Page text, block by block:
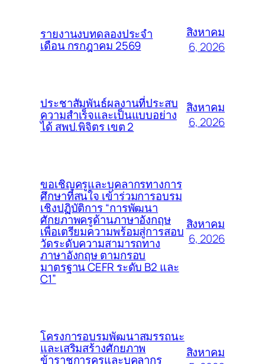
รายงานงบทดลองประจำ
เดือน กรกฎาคม 2569
สิงหาคม
6, 2026
ประชาสัมพันธ์ผลงานที่ประสบ
ความสำเร็จและเป็นแบบอย่าง
ได้ สพป.พิจิตร เขต 2
สิงหาคม
6, 2026
ขอเชิญครูและบุคลากรทางการ
ศึกษาที่สนใจ เข้าร่วมการอบรม
เชิงปฏิบัติการ “การพัฒนา
ศักยภาพครูด้านภาษาอังกฤษ
เพื่อเตรียมความพร้อมสู่การสอบ
วัดระดับความสามารถทาง
ภาษาอังกฤษ ตามกรอบ
มาตรฐาน CEFR ระดับ B2 และ
C1”
สิงหาคม
6, 2026
โครงการอบรมพัฒนาสมรรถนะ
และเสริมสร้างศักยภาพ
ข้าราชการครูและบุคลากร
สิงหาคม